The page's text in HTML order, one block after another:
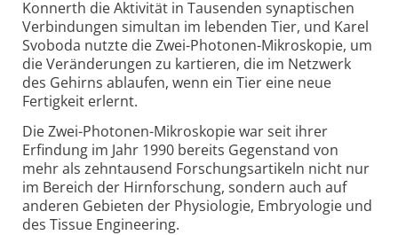
Konnerth die Aktivität in Tausenden synaptischen
Verbindungen simultan im lebenden Tier, und Karel
Svoboda nutzte die Zwei-Photonen-Mikroskopie, um
die Veränderungen zu kartieren, die im Netzwerk
des Gehirns ablaufen, wenn ein Tier eine neue
Fertigkeit erlernt.
Die Zwei-Photonen-Mikroskopie war seit ihrer
Erfindung im Jahr 1990 bereits Gegenstand von
mehr als zehntausend Forschungsartikeln nicht nur
im Bereich der Hirnforschung, sondern auch auf
anderen Gebieten der Physiologie, Embryologie und
des Tissue Engineering.